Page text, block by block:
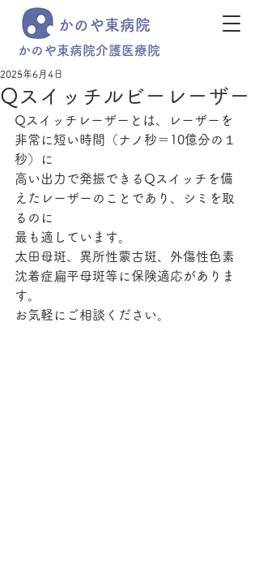
かのや東病院
かのや東病院介護医療院
Qスイッチルビーレーザー
2025年6月4日
Qスイッチレーザーとは、レーザーを
非常に短い時間（ナノ秒＝10億分の１
秒）に
高い出力で発振できるQスイッチを備
えたレーザーのことであり、シミを取
るのに
最も適しています。
太田母斑、異所性蒙古斑、外傷性色素
沈着症扁平母斑等に保険適応がありま
す。
お気軽にご相談ください。